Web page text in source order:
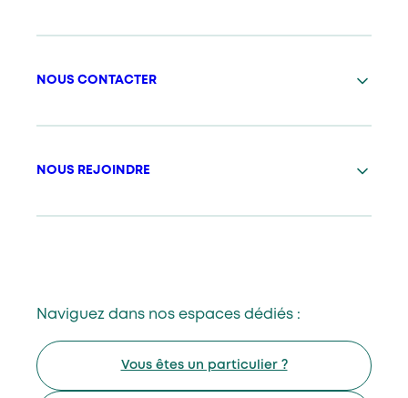
NOUS CONTACTER
NOUS REJOINDRE
Naviguez dans nos espaces dédiés :
Vous êtes un particulier ?